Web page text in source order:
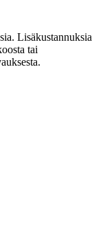
Lisäkustannuksia
tai